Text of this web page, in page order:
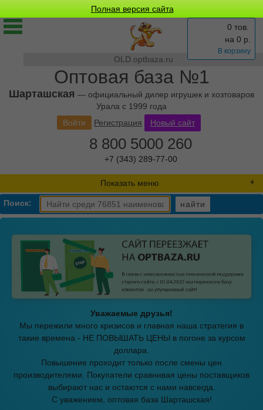
Полная версия сайта
OLD.optbaza.ru
Оптовая база №1
Шарташская — официальный дилер игрушек и хозтоваров
Урала с 1999 года
0 тов.
на 0 р.
В корзину
Войти Регистрация Новый сайт
8 800 5000 260
+7 (343) 289-77-00
Показать меню
Поиск: найти
Уважаемые друзья!
Мы пережили много кризисов и главная наша стратегия в
такие времена - НЕ ПОВЫШАТЬ ЦЕНЫ в погоне за курсом
доллара.
Повышение проходит только после смены цен
производителями. Покупатели сравнивая цены поставщиков
выбирают нас и остаются с нами навсегда.
С уважением, оптовая база Шарташская!